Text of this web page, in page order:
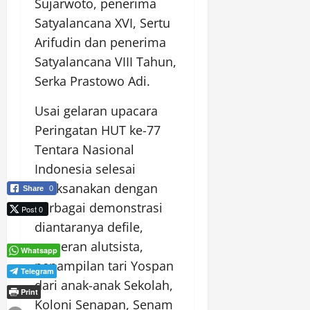
Sujarwoto, penerima
Satyalancana XVI, Sertu
Arifudin dan penerima
Satyalancana VIII Tahun,
Serka Prastowo Adi.
Usai gelaran upacara
Peringatan HUT ke-77
Tentara Nasional
Indonesia selesai
dilaksanakan dengan
berbagai demonstrasi
diantaranya defile,
pameran alutsista,
penampilan tari Yospan
dari anak-anak Sekolah,
Koloni Senapan, Senam
Share 0
Post 0
Whatsapp
Telegram
Print